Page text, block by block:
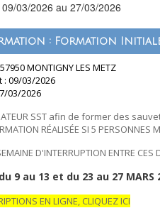
03/2026 au 27/03/2026
: Formation Initiale
MONTIGNY LES METZ
: 09/03/2026
03/2026
SST afin de former des
RÉALISÉE SI 5 PERSONNES
D'INTERRUPTION ENTRE CES
9 au 13 et du 23 au 27 MARS
EN LIGNE, CLIQUEZ ICI